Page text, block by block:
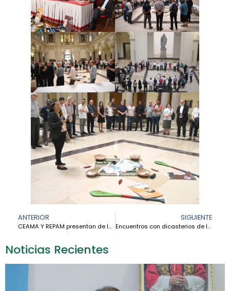
Noticias Recientes
ANTERIOR
CEAMA Y REPAM presentan de las Actas del Sínodo para la Amazonia en la FAO en Roma
SIGUIENTE
Encuentros con dicasterios de la Curia Romana fortalecen el compromiso de la Iglesia con la Amazonía